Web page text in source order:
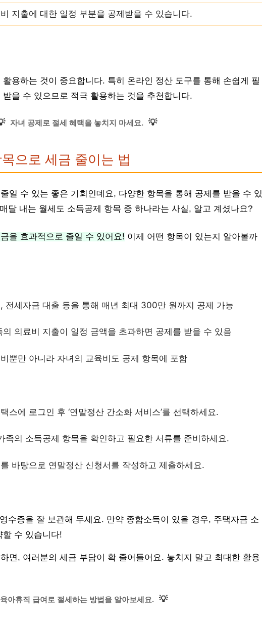
지출에 대한 일정 부분을 공제받을 수 있습니다.
용하는 것이 중요합니다. 특히 온라인 정산 도구를 통해 손쉽게 필
을 수 있으므로 적극 활용하는 것을 추천합니다.
자녀 공제로 절세 혜택을 놓치지 마세요. 💡
으로 세금 줄이는 법
일 수 있는 좋은 기회인데요, 다양한 항목을 통해 공제를 받을 수 있
달 내는 월세도 소득공제 항목 중 하나라는 사실, 알고 계셨나요?
을 효과적으로 줄일 수 있어요! 이제 어떤 항목이 있는지 알아볼까
전세자금 대출 등을 통해 매년 최대 300만 원까지 공제 가능
의료비 지출이 일정 금액을 초과하면 공제를 받을 수 있음
뿐만 아니라 자녀의 교육비도 공제 항목에 포함
스에 로그인 후 ‘연말정산 간소화 서비스’를 선택하세요.
족의 소득공제 항목을 확인하고 필요한 서류를 준비하세요.
바탕으로 연말정산 신청서를 작성하고 제출하세요.
수증을 잘 보관해 두세요. 만약 종합소득이 있을 경우, 주택자금 소
할 수 있습니다!
면, 여러분의 세금 부담이 확 줄어들어요. 놓치지 말고 최대한 활용
육아휴직 급여로 절세하는 방법을 알아보세요. 💡